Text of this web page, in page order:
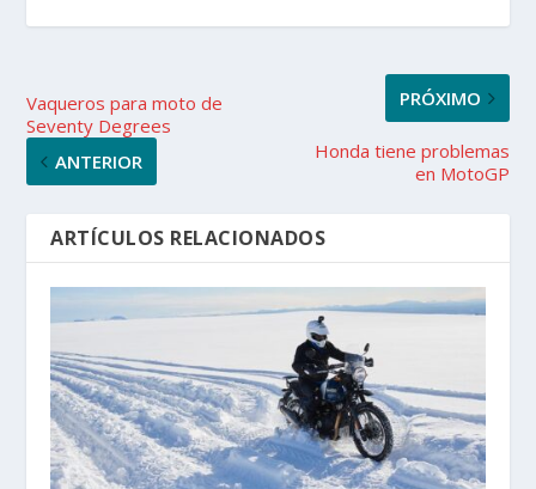
Vaqueros para moto de
Seventy Degrees
ANTERIOR
PRÓXIMO
Honda tiene problemas
en MotoGP
ARTÍCULOS RELACIONADOS